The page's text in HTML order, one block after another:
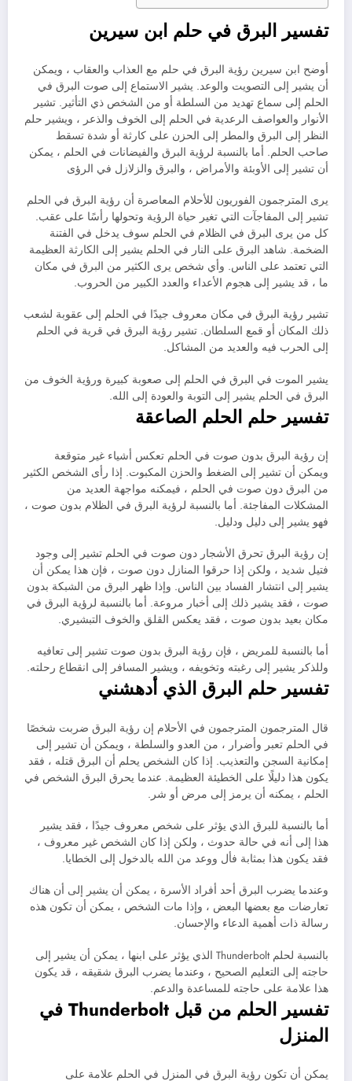
تفسير البرق في حلم ابن سيرين
أوضح ابن سيرين رؤية البرق في حلم مع العذاب والعقاب ، ويمكن
أن يشير إلى التصويت والوعد. يشير الاستماع إلى صوت البرق في
الحلم إلى سماع تهديد من السلطة أو من الشخص ذي التأثير. تشير
الأنوار والعواصف الرعدية في الحلم إلى الخوف والذعر ، ويشير حلم
النظر إلى البرق والمطر إلى الحزن على كارثة أو شدة تسقط
صاحب الحلم. أما بالنسبة لرؤية البرق والفيضانات في الحلم ، يمكن
أن تشير إلى الأوبئة والأمراض ، والبرق والزلازل في الرؤى
يرى المترجمون الفوريون للأحلام المعاصرة أن رؤية البرق في الحلم
تشير إلى المفاجآت التي تغير حياة الرؤية وتحولها رأسًا على عقب.
كل من يرى البرق في الظلام في الحلم سوف يدخل في الفتنة
الضخمة. شاهد البرق على النار في الحلم يشير إلى الكارثة العظيمة
التي تعتمد على الناس. وأي شخص يرى الكثير من البرق في مكان
ما ، قد يشير إلى هجوم الأعداء والعدد الكبير من الحروب.
تشير رؤية البرق في مكان معروف جيدًا في الحلم إلى عقوبة لشعب
ذلك المكان أو قمع السلطان. تشير رؤية البرق في قرية في الحلم
إلى الحرب فيه والعديد من المشاكل.
يشير الموت في البرق في الحلم إلى صعوبة كبيرة ورؤية الخوف من
البرق في الحلم يشير إلى التوبة والعودة إلى الله.
تفسير حلم الحلم الصاعقة
إن رؤية البرق بدون صوت في الحلم تعكس أشياء غير متوقعة
ويمكن أن تشير إلى الضغط والحزن المكبوت. إذا رأى الشخص الكثير
من البرق دون صوت في الحلم ، فيمكنه مواجهة العديد من
المشكلات المفاجئة. أما بالنسبة لرؤية البرق في الظلام بدون صوت ،
فهو يشير إلى دليل ودليل.
إن رؤية البرق تحرق الأشجار دون صوت في الحلم تشير إلى وجود
فتيل شديد ، ولكن إذا حرقوا المنازل دون صوت ، فإن هذا يمكن أن
يشير إلى انتشار الفساد بين الناس. وإذا ظهر البرق من الشبكة بدون
صوت ، فقد يشير ذلك إلى أخبار مروعة. أما بالنسبة لرؤية البرق في
مكان بعيد بدون صوت ، فقد يعكس القلق والخوف التبشيري.
أما بالنسبة للمريض ، فإن رؤية البرق بدون صوت تشير إلى تعافيه
وللذكر يشير إلى رغبته وتخويفه ، ويشير المسافر إلى انقطاع رحلته.
تفسير حلم البرق الذي أدهشني
قال المترجمون المترجمون في الأحلام إن رؤية البرق ضربت شخصًا
في الحلم تعبر وأضرار ، من العدو والسلطة ، ويمكن أن تشير إلى
إمكانية السجن والتعذيب. إذا كان الشخص يحلم أن البرق قتله ، فقد
يكون هذا دليلًا على الخطيئة العظيمة. عندما يحرق البرق الشخص في
الحلم ، يمكنه أن يرمز إلى مرض أو شر.
أما بالنسبة للبرق الذي يؤثر على شخص معروف جيدًا ، فقد يشير
هذا إلى أنه في حالة حدوث ، ولكن إذا كان الشخص غير معروف ،
فقد يكون هذا بمثابة فأل ووعد من الله بالدخول إلى الخطايا.
وعندما يضرب البرق أحد أفراد الأسرة ، يمكن أن يشير إلى أن هناك
تعارضات مع بعضها البعض ، وإذا مات الشخص ، يمكن أن تكون هذه
رسالة ذات أهمية الدعاء والإحسان.
بالنسبة لحلم Thunderbolt الذي يؤثر على ابنها ، يمكن أن يشير إلى
حاجته إلى التعليم الصحيح ، وعندما يضرب البرق شقيقه ، قد يكون
هذا علامة على حاجته للمساعدة والدعم.
تفسير الحلم من قبل Thunderbolt في
المنزل
يمكن أن تكون رؤية البرق في المنزل في الحلم علامة على